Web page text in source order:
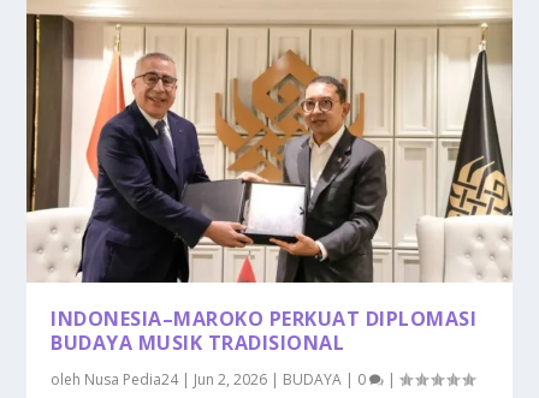
INDONESIA–MAROKO PERKUAT DIPLOMASI
BUDAYA MUSIK TRADISIONAL
oleh Nusa Pedia24| Jun 2, 2026 | BUDAYA | 0 |